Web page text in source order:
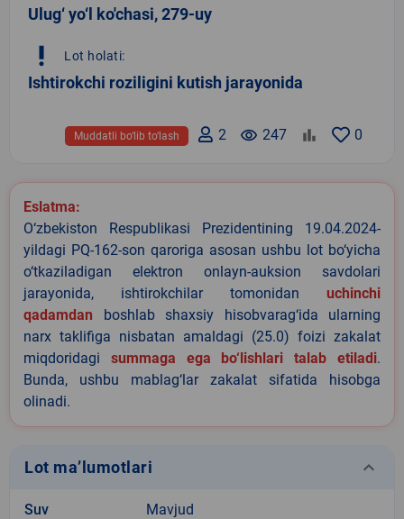
Ulug‘ yo‘l ko'chasi, 279-uy
priority_high Lot holati:
Ishtirokchi roziligini kutish jarayonida
0
remove_red_eye 247
2
Muddatli bo‘lib to‘lash
Eslatma:
O‘zbekiston Respublikasi Prezidentining 19.04.2024-
yildagi PQ-162-son qaroriga asosan ushbu lot bo‘yicha
o‘tkaziladigan elektron onlayn-auksion savdolari
jarayonida, ishtirokchilar tomonidan uchinchi
qadamdan boshlab shaxsiy hisobvarag‘ida ularning
narx taklifiga nisbatan amaldagi (25.0) foizi zakalat
miqdoridagi summaga ega bo‘lishlari talab etiladi.
Bunda, ushbu mablag‘lar zakalat sifatida hisobga
olinadi.
Lot ma’lumotlari keyboard_arrow_down
Suv Mavjud